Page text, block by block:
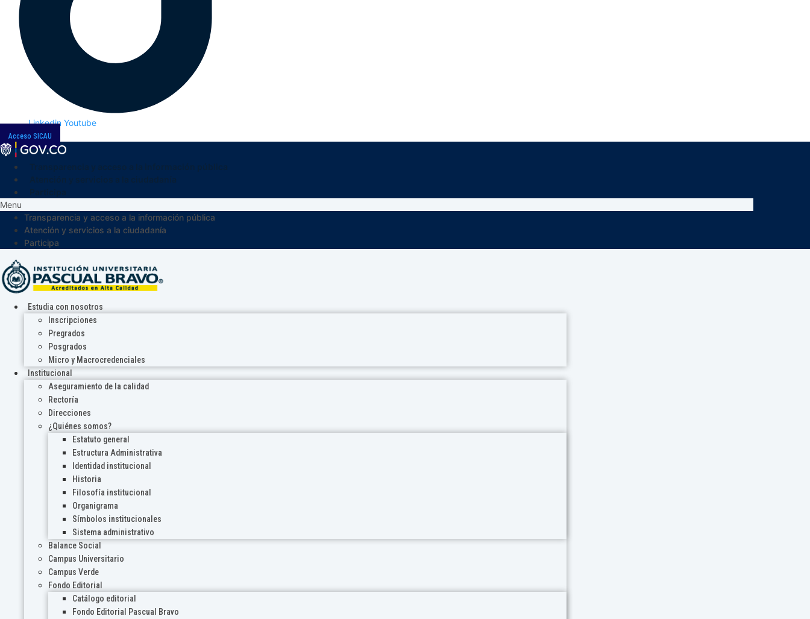
Linkedin Youtube
Acceso SICAU
Menu
Transparencia y acceso a la información pública
Atención y servicios a la ciudadanía
Participa
Estudia con nosotros
Inscripciones
Pregrados
Posgrados
Micro y Macrocredenciales
Institucional
Aseguramiento de la calidad
Rectoría
Direcciones
¿Quiénes somos?
Estatuto general
Estructura Administrativa
Identidad institucional
Historia
Filosofía institucional
Organigrama
Símbolos institucionales
Sistema administrativo
Balance Social
Campus Universitario
Campus Verde
Fondo Editorial
Catálogo editorial
Fondo Editorial Pascual Bravo